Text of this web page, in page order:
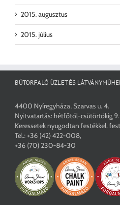
2015. augusztus
2015. július
BÚTORFALÓ ÜZLET ÉS
4400 Nyíregyháza, Szarvas u. 4.
Nyitvatartás: hétfőtől-csütörtökig
Keressetek nyugodtan festékkel,
Tel.:+36 (42) 422-008,
+36 (70) 230-84-30